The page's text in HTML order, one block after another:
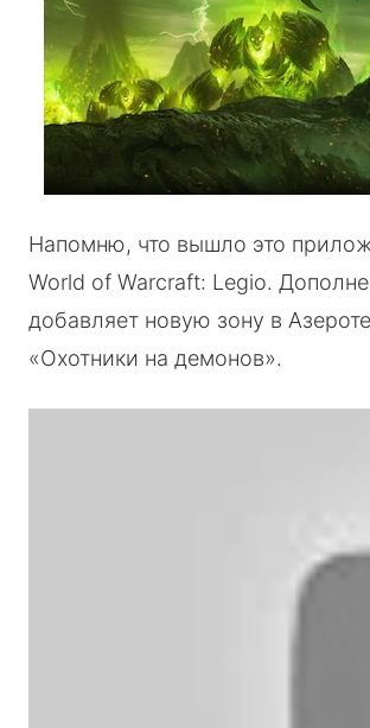
Напомню, что вышло это
World of Warcraft: Legio.
добавляет новую зону в
«Охотники на демонов».